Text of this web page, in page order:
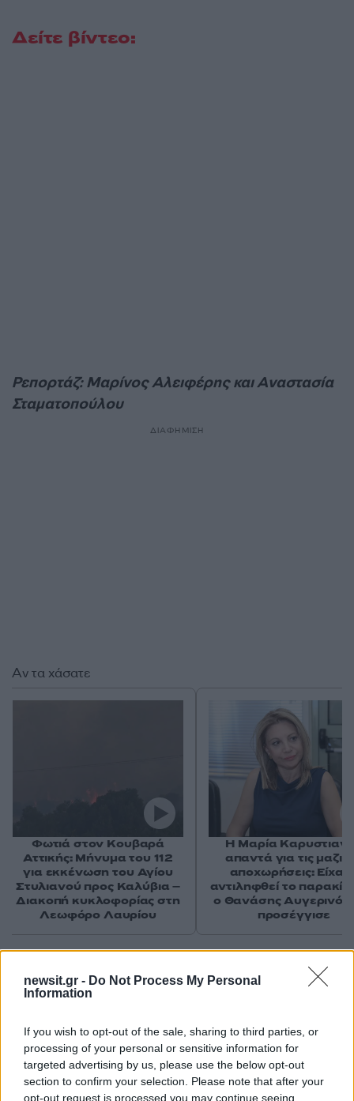
newsit.gr - Do Not Process My Personal
Information
If you wish to opt-out of the sale, sharing to third parties, or
processing of your personal or sensitive information for
targeted advertising by us, please use the below opt-out
section to confirm your selection. Please note that after your
opt-out request is processed you may continue seeing
Δείτε βίντεο:
Ρεπορτάζ: Μαρίνος Αλειφέρης και Αναστασία
Σταματοπούλου
ΔΙΑΦΗΜΙΣΗ
Σχόλια
Σχολίασε εδώ
Αν τα χάσατε
Φωτιά στον Κουβαρά
Αττικής: Μήνυμα του 112
για εκκένωση του Αγίου
Στυλιανού προς Καλύβια –
Διακοπή κυκλοφορίας στη
Λεωφόρο Λαυρίου
Η Μαρία
απαντά για τις
αποχωρήσεις:
αντιληφθεί το
ο Θανάσης Αυγερινός
προσέγγισε